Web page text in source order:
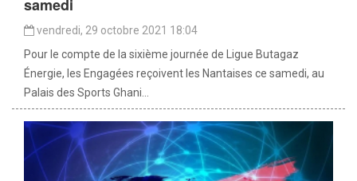
samedi
vendredi, 29 octobre 2021 18:04
Pour le compte de la sixième journée de Ligue Butagaz
Énergie, les Engagées reçoivent les Nantaises ce samedi, au
Palais des Sports Ghani...